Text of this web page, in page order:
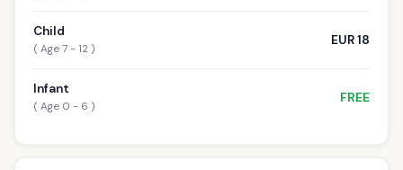
Child
( Age 7 - 12 )
EUR 18
Infant
( Age 0 - 6 )
FREE